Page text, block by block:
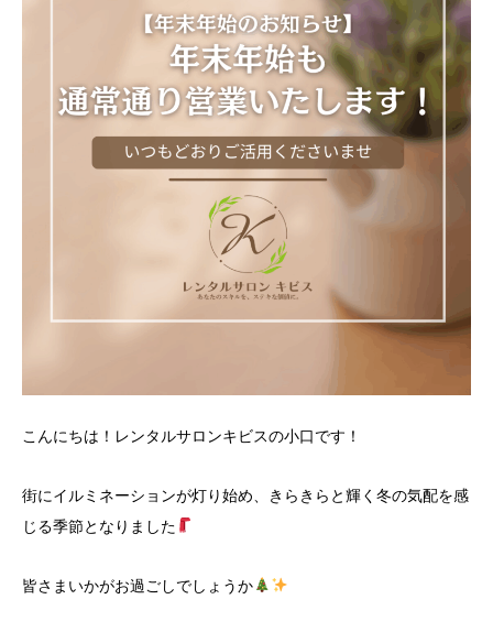
こんにちは！レンタルサロンキビスの小口です！
街にイルミネーションが灯り始め、きらきらと輝く冬の気配を感
じる季節となりました
皆さまいかがお過ごしでしょうか